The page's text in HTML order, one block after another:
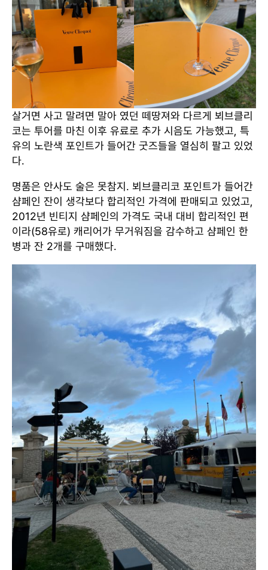
살거면 사고 말려면 말아 였던 떼땅져와 다르게 뵈브클리
코는 투어를 마친 이후 유료로 추가 시음도 가능했고, 특
유의 노란색 포인트가 들어간 굿즈들을 열심히 팔고 있었
다.
명품은 안사도 술은 못참지. 뵈브클리코 포인트가 들어간
샴페인 잔이 생각보다 합리적인 가격에 판매되고 있었고,
2012년 빈티지 샴페인의 가격도 국내 대비 합리적인 편
이라(58유로) 캐리어가 무거워짐을 감수하고 샴페인 한
병과 잔 2개를 구매했다.